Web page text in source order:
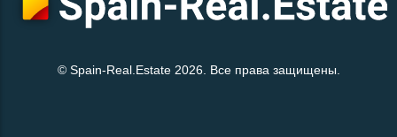
© Spain-Real.Estate 2026. Все права защищены.